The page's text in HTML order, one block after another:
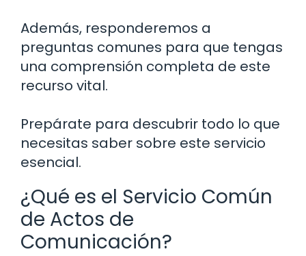
Además, responderemos a
preguntas comunes para que tengas
una comprensión completa de este
recurso vital.
Prepárate para descubrir todo lo que
necesitas saber sobre este servicio
esencial.
¿Qué es el Servicio Común
de Actos de
Comunicación?